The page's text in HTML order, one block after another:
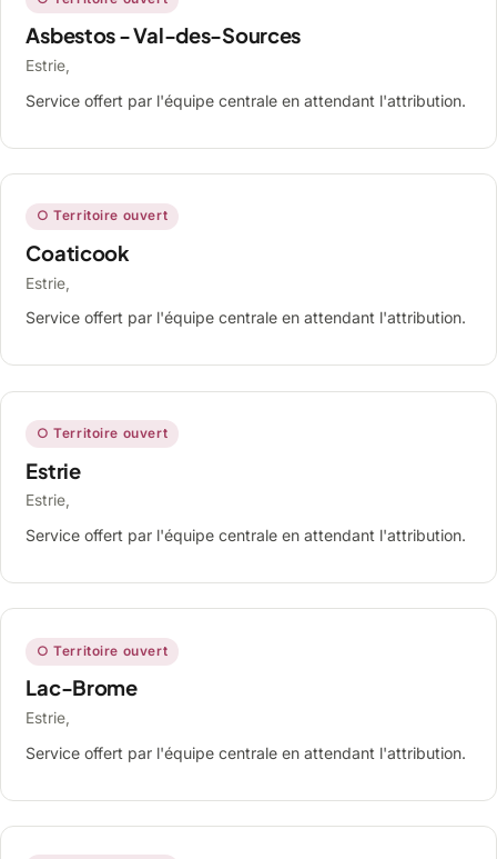
Asbestos - Val-des-Sources
Estrie,
Service offert par l'équipe centrale en attendant l'attribution.
○ Territoire ouvert
Coaticook
Estrie,
Service offert par l'équipe centrale en attendant l'attribution.
○ Territoire ouvert
Estrie
Estrie,
Service offert par l'équipe centrale en attendant l'attribution.
○ Territoire ouvert
Lac-Brome
Estrie,
Service offert par l'équipe centrale en attendant l'attribution.